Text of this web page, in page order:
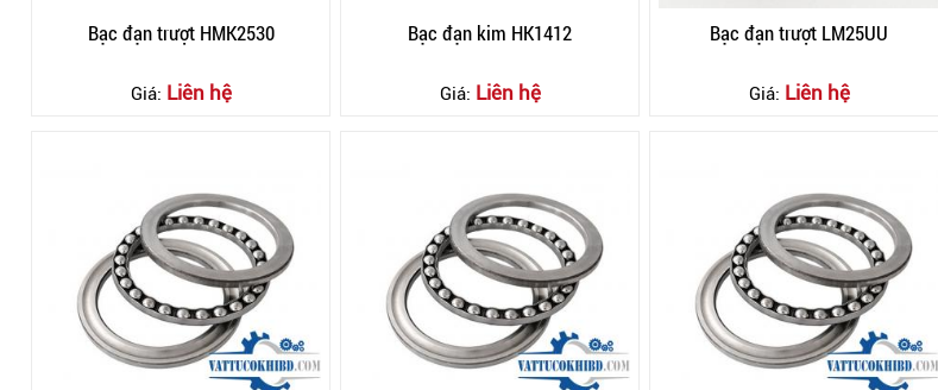
Bạc đạn trượt HMK2530
Giá: Liên hệ
Bạc đạn kim HK1412
Giá: Liên hệ
Bạc đạn trượt LM25UU
Giá: Liên hệ